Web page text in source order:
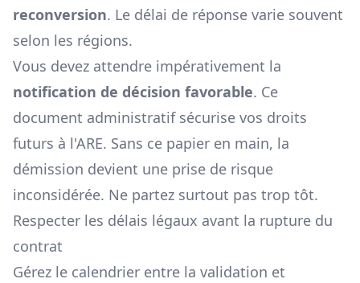
reconversion. Le délai de réponse varie souvent
selon les régions.
Vous devez attendre impérativement la
notification de décision favorable. Ce
document administratif sécurise vos droits
futurs à l'ARE. Sans ce papier en main, la
démission devient une prise de risque
inconsidérée. Ne partez surtout pas trop tôt.
Respecter les délais légaux avant la rupture du
contrat
Gérez le calendrier entre la validation et